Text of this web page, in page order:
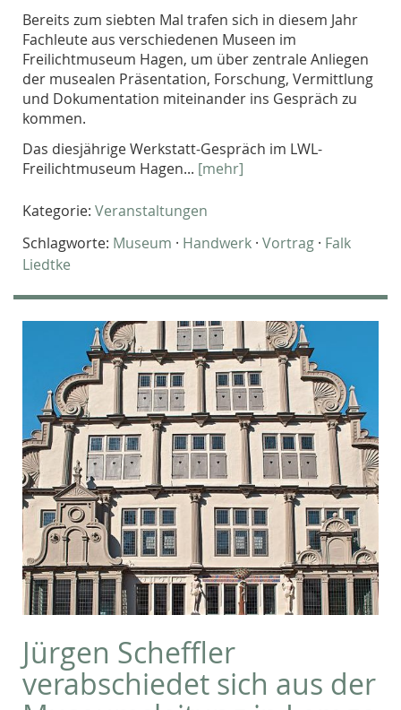
Bereits zum siebten Mal trafen sich in diesem Jahr
Fachleute aus verschiedenen Museen im
Freilichtmuseum Hagen, um über zentrale Anliegen
der musealen Präsentation, Forschung, Vermittlung
und Dokumentation miteinander ins Gespräch zu
kommen.
Das diesjährige Werkstatt-Gespräch im LWL-
Freilichtmuseum Hagen... [mehr]
Kategorie: Veranstaltungen
Schlagworte: Museum · Handwerk · Vortrag · Falk
Liedtke
Jürgen Scheffler
verabschiedet sich aus der